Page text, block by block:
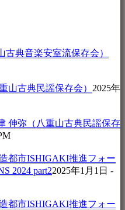
典音楽安室流保存会）
山古典民謡保存会） 2025年
伸弥（八重山古典民謡保存
都市ISHIGAKI推進フォー
2024 part22025年1月1日 -
都市ISHIGAKI推進フォー